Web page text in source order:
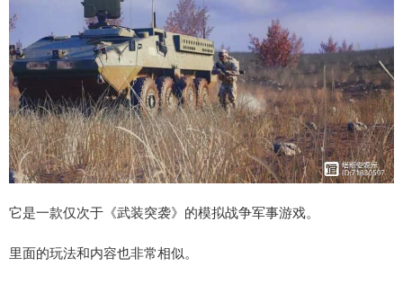
它是一款仅次于《武装突袭》的模拟战争军事游戏。
里面的玩法和内容也非常相似。